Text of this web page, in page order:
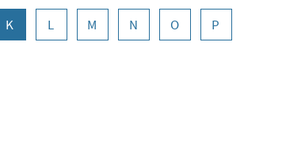
K L M N O P